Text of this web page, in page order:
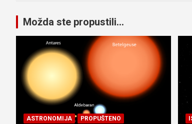
Možda ste propustili...
ASTRONOMIJA PROPUŠTENO